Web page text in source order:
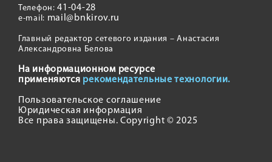
Телефон:41-04-28
e-mail: mail@bnkirov.ru
Главный редактор сетевого издания – Анастасия
Александровна Белова
На информационном ресурсе
применяются рекомендательные технологии.
Пользовательское соглашение
Юридическая информация
Все права защищены. Copyright © 2025